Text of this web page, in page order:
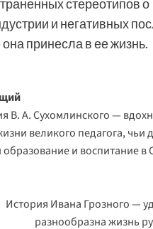
стереотипов о
и негативных
принесла в ее жизнь.
В. А. Сухомлинского —
великого педагога, чьи
и воспитание в
История Ивана Грозного —
разнообразна жизнь